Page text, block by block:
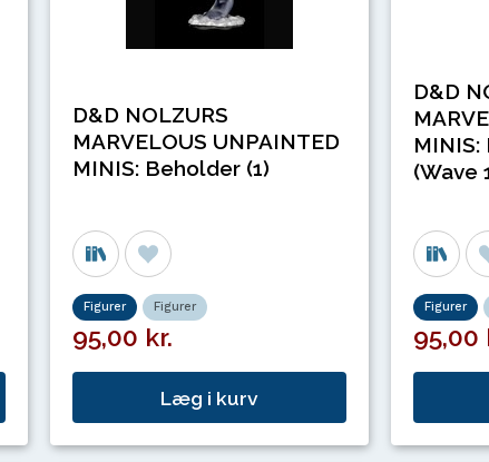
D&D NOLZURS
MARVELOUS UNPAINTED
MINIS: Beholder (1)
Figurer Figurer
95,00 kr.
Læg i kurv
D&D
(Wave
Figurer
95,00